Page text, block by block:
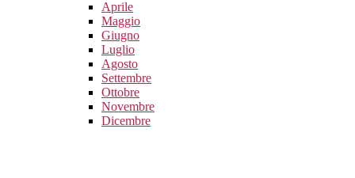
Aprile
Maggio
Giugno
Luglio
Agosto
Settembre
Ottobre
Novembre
Dicembre